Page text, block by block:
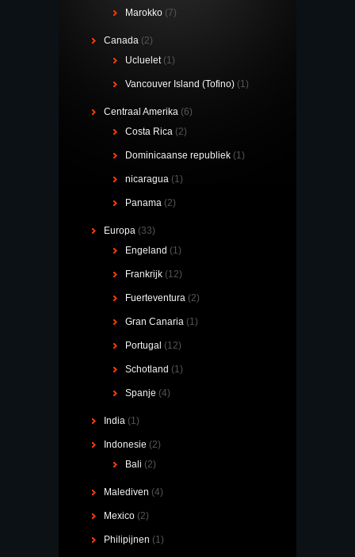
Marokko (7)
Canada (2)
Ucluelet(1)
Vancouver Island (Tofino) (1)
Centraal Amerika (6)
Costa Rica (2)
Dominicaanse republiek (1)
nicaragua (1)
Panama (2)
Europa (33)
Engeland (1)
Frankrijk (12)
Fuerteventura (2)
Gran Canaria (1)
Portugal (12)
Schotland (1)
Spanje (4)
India (1)
Indonesie (2)
Bali (2)
Malediven (4)
Mexico (2)
Philipijnen (1)